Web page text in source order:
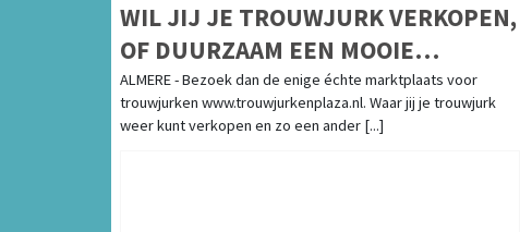
WIL JIJ JE TROUWJURK VERKOPEN,
OF DUURZAAM EEN MOOIE
BRUIDSJURK KOPEN?
ALMERE - Bezoek dan de enige échte marktplaats voor
trouwjurken www.trouwjurkenplaza.nl. Waar jij je trouwjurk
weer kunt verkopen en zo een ander [...]